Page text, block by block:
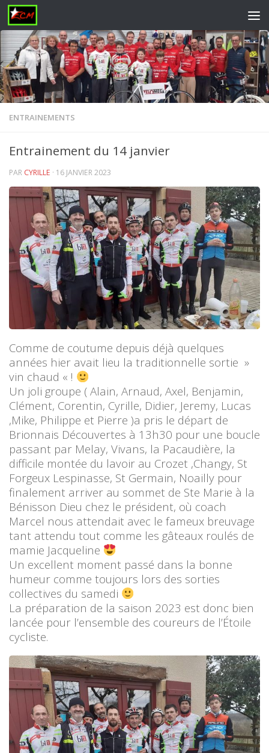
Skip to content
ENTRAINEMENTS
Entrainement du 14 janvier
PAR CYRILLE · 16 JANVIER 2023
Comme de coutume depuis déjà quelques
années hier avait lieu la traditionnelle sortie »
vin chaud « !
Un joli groupe ( Alain, Arnaud, Axel, Benjamin,
Clément, Corentin, Cyrille, Didier, Jeremy, Lucas
,Mike, Philippe et Pierre )a pris le départ de
Brionnais Découvertes à 13h30 pour une boucle
passant par Melay, Vivans, la Pacaudière, la
difficile montée du lavoir au Crozet ,Changy, St
Forgeux Lespinasse, St Germain, Noailly pour
finalement arriver au sommet de Ste Marie à la
Bénisson Dieu chez le président, où coach
Marcel nous attendait avec le fameux breuvage
tant attendu tout comme les gâteaux roulés de
mamie Jacqueline
Un excellent moment passé dans la bonne
humeur comme toujours lors des sorties
collectives du samedi
La préparation de la saison 2023 est donc bien
lancée pour l’ensemble des coureurs de l’Étoile
cycliste.